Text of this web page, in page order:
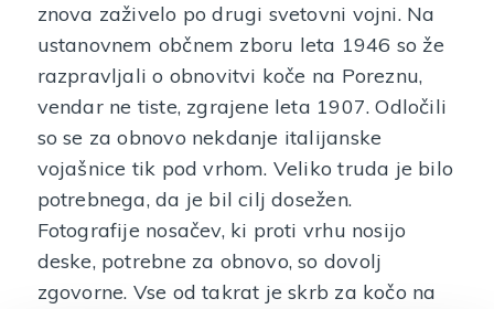
znova zaživelo po drugi svetovni vojni. Na
ustanovnem občnem zboru leta 1946 so že
razpravljali o obnovitvi koče na Poreznu,
vendar ne tiste, zgrajene leta 1907. Odločili
so se za obnovo nekdanje italijanske
vojašnice tik pod vrhom. Veliko truda je bilo
potrebnega, da je bil cilj dosežen.
Fotografije nosačev, ki proti vrhu nosijo
deske, potrebne za obnovo, so dovolj
zgovorne. Vse od takrat je skrb za kočo na